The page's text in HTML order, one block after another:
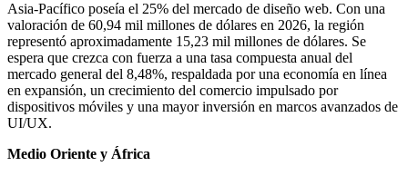
Asia-Pacífico poseía el 25% del mercado de diseño web. Con una
valoración de 60,94 mil millones de dólares en 2026, la región
representó aproximadamente 15,23 mil millones de dólares. Se
espera que crezca con fuerza a una tasa compuesta anual del
mercado general del 8,48%, respaldada por una economía en línea
en expansión, un crecimiento del comercio impulsado por
dispositivos móviles y una mayor inversión en marcos avanzados de
UI/UX.
Medio Oriente y África